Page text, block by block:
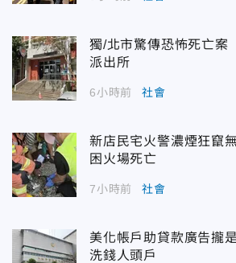
獨/北市驚傳恐怖死亡
派出所
6小時前 社會
新店民宅火警濃煙狂竄
困火場死亡
7小時前 社會
美化帳戶助貸款廣告攏
洗錢人頭戶